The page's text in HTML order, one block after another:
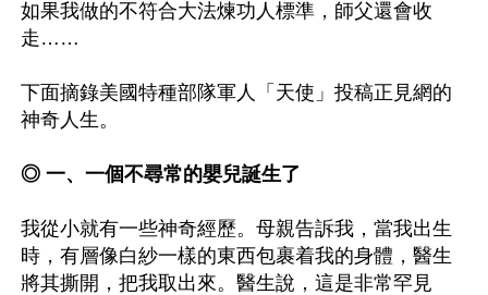
如果我做的不符合大法煉功人標準，師父還會收
走……
下面摘錄美國特種部隊軍人「天使」投稿正見網的
神奇人生。
◎ 一、一個不尋常的嬰兒誕生了
我從小就有一些神奇經歷。母親告訴我，當我出生
時，有層像白紗一樣的東西包裹着我的身體，醫生
將其撕開，把我取出來。醫生說，這是非常罕見